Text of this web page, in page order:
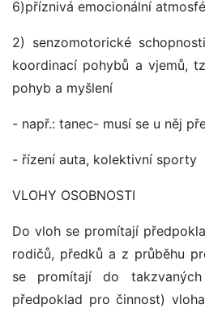
6)příznivá emocionální
2) senzomotorické
koordinací pohybů a vjemů,
pohyb a myšlení
- např.: tanec- musí se u něj
- řízení auta, kolektivní sporty
VLOHY OSOBNOSTI
Do vloh se promítají
rodičů, předků a z průběhu
se promítají do
předpoklad pro činnost)